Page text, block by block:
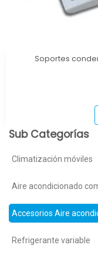
Soportes
Sub Categorías
Climatización móviles
Aire acondicionado
Accesorios Aire
Refrigerante variable